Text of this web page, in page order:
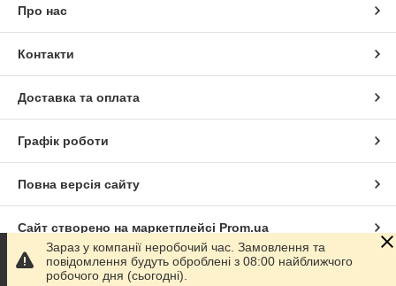
Про нас
Контакти
Доставка та оплата
Графік роботи
Повна версія сайту
Сайт створено на маркетплейсі Prom.ua
Політика конфіденційності
Зараз у компанії неробочий час. Замовлення та
повідомлення будуть оброблені з 08:00 найближчого
робочого дня (сьогодні).